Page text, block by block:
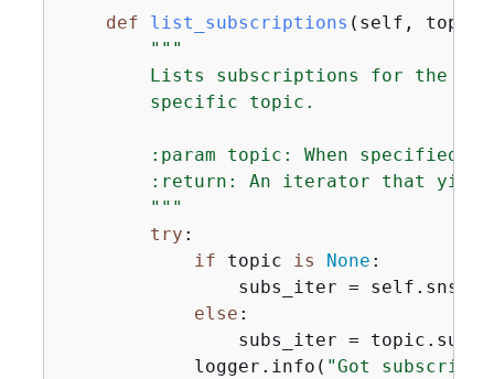
def list_subscriptions ( self, topic=
"""
Lists subscriptions for the
        specific topic.
:param topic: When specified,
:return: An iterator that
        """
try :
if topic is None :
subs_iter =
else :
subs_iter =
            logger.info(
"Got